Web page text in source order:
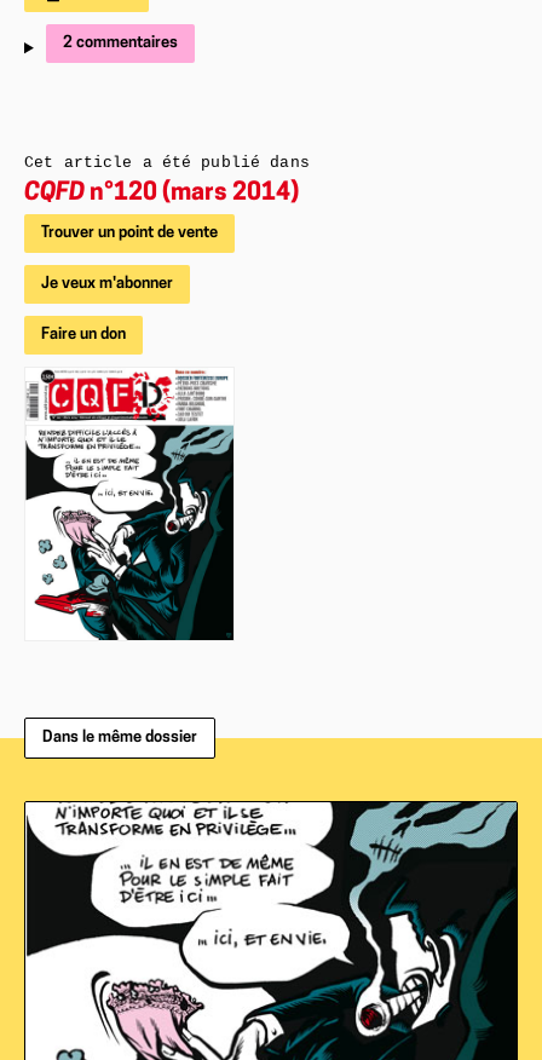
2 commentaires
Cet article a été publié dans
CQFD n°120 (mars 2014)
Trouver un point de vente
Je veux m'abonner
Faire un don
Dans le même dossier